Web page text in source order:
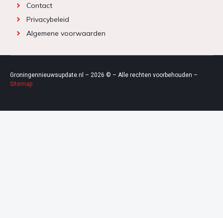
Contact
Privacybeleid
Algemene voorwaarden
Groningennieuwsupdate.nl – 2026 © – Alle rechten voorbehouden –
Sitemap